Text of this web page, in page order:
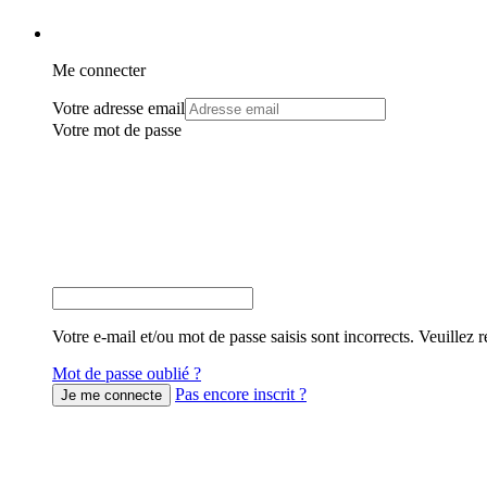
Me connecter
Votre adresse email
Votre mot de passe
Votre e-mail et/ou mot de passe saisis sont incorrects. Veuillez
Mot de passe oublié ?
Pas encore inscrit ?